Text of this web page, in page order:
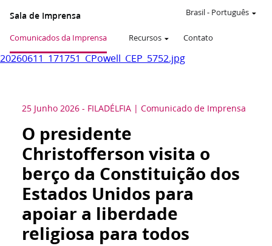
Sala de Imprensa
Comunicados da Imprensa Recursos Contato
Brasil- Português
20260611_171751_CPowell_CEP_5752.jpg
25 Junho 2026 - FILADÉLFIA Comunicado de Imprensa
O presidente
Christofferson visita o
berço da Constituição dos
Estados Unidos para
apoiar a liberdade
religiosa para todos